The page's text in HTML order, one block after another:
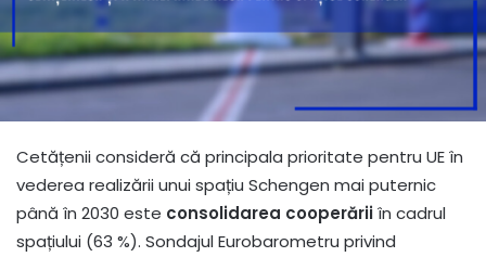
Cetățenii consideră că principala prioritate pentru UE în
vederea realizării unui spațiu Schengen mai puternic
până în 2030 este consolidarea cooperăriiîn cadrul
spațiului (63 %). Sondajul Eurobarometru privind